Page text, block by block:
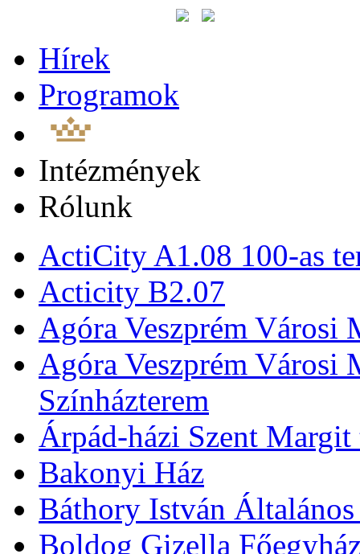
Hírek
Programok
Intézmények
Rólunk
ActiCity A1.08 100-as
Acticity B2.07
Agóra Veszprém Városi
Agóra Veszprém Városi
Színházterem
Árpád-házi Szent
Bakonyi Ház
Báthory István
Boldog Gizella